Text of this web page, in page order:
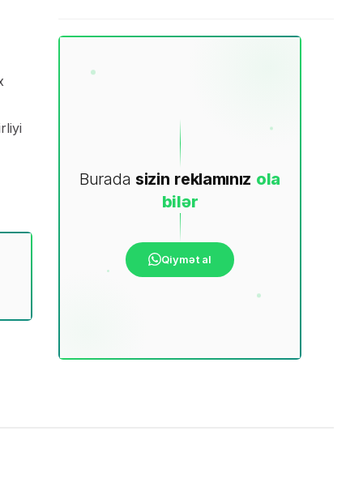
Burada sizin reklamınız ola
bilər
Qiymət al